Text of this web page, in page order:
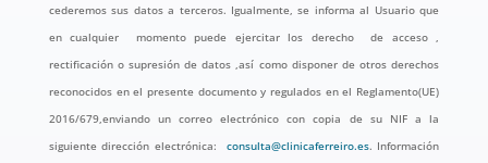
cederemos sus datos a terceros. Igualmente, se informa al Usuario que
en cualquier momento puede ejercitar los derecho de acceso ,
rectificación o supresión de datos ,así como disponer de otros derechos
reconocidos en el presente documento y regulados en el Reglamento(UE)
2016/679,enviando un correo electrónico con copia de su NIF a la
siguiente dirección electrónica: consulta@clinicaferreiro.es. Información